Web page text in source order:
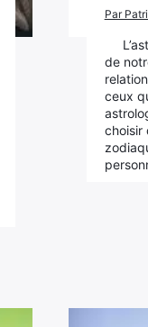
Par
de
ceux
choisir